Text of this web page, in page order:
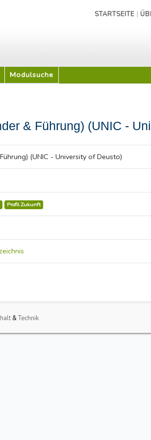
STARTSEITE|
Modulsuche
& Führung) (UNIC -
(UNIC - University of Deusto)
Profil Zukunft
&Technik